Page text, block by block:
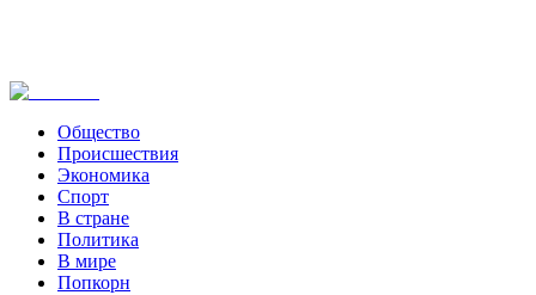
Общество
Происшествия
Экономика
Спорт
В стране
Политика
В мире
Попкорн